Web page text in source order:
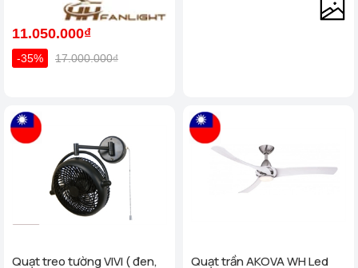
11.050.000₫
-35% 17.000.000₫
Quạt treo tường VIVI ( đen, Quạt trần AKOVA WH Led